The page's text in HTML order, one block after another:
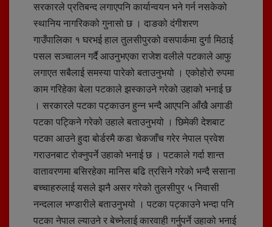
सरकारले प्रतिबन्द लगाएपनि कार्यान्वयन भने गर्न नसकेको
स्थानिय नागरिकको गुनासो छ । दाङको दंगीशरण
गाउँपालिका १ घरभई हाल तुलसीपुरको वसपार्कमा दुर्गा मिठाई
पसल सञ्चालन गर्दै आउनुभएका राजेश वलीले पटकाले आफु
लगाएत सबैलाई समस्या पारेको बताउनुभयो । एकोहोरो रुपमा
काम गरिहेका बेला पटकाले झस्काउने गरेको उहाको भनाई छ
। सरकारले पटका पट्काउन हुन्न भन्दै आएपनि आँखै अगाडी
पटका पट्किने गरेको उहाले बताउनुभयो । छिमेकी देशबाट
पटका आउने हुदा बोर्डरमै कडा चेकजाँच गरेर नेपाल प्रवेश
गराउनबाट रोक्नुपर्ने उहाको भनाई छ । पटकाले गर्दा शान्त
वातावरणमा बसिरहेका मानिस बढि त्रसिने गरेको भन्दै ससाना
बच्चाहरुलाई यसले झनै असर गरेको तुलसीपुर ५ निवासी
नन्दलाल भण्डारीले बताउनुभयो । पटका पट्काउने भन्दा पनि
पटका नेपाल ल्याउने र बेच्नेलाई कारवाही गर्नुपर्ने उहाको भनाई